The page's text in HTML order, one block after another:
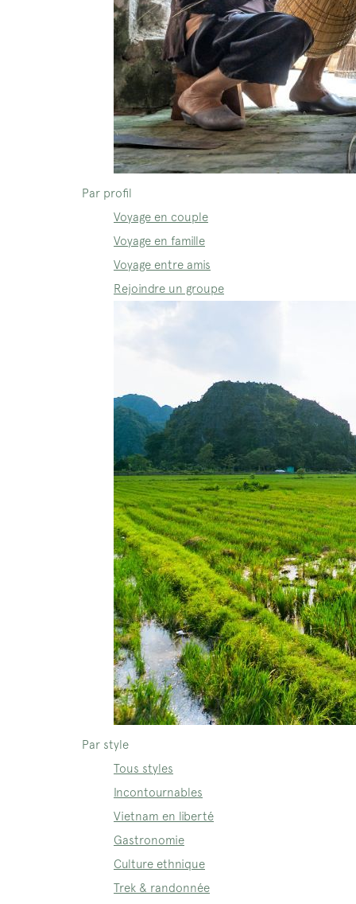
Par profil
Voyage en couple
Voyage en famille
Voyage entre amis
Rejoindre un groupe
Par style
Tous styles
Incontournables
Vietnam en liberté
Gastronomie
Culture ethnique
Trek & randonnée